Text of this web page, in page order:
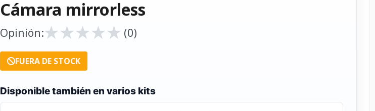
Cámara mirrorless
Opinión:★
★★
★★
★★
★★
★ (0)
FUERA DE STOCK
Disponible también en varios kits